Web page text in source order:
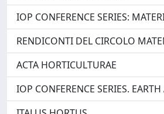
IOP CONFERENCE SERIES:
RENDICONTI DEL CIRCOLO
ACTA HORTICULTURAE
IOP CONFERENCE SERIES.